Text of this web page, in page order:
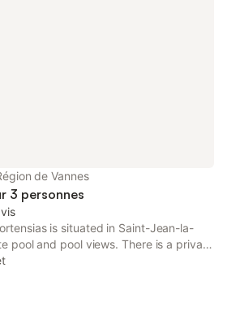
de Vannes
3 personnes
is situated in Saint-Jean-la-
pool and pool views. There is a private
for the convenience of those